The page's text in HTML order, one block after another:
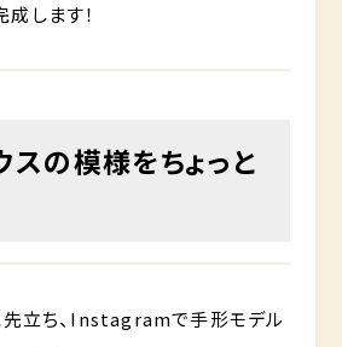
します！
スの模様をちょっと
立ち、Instagramで手形モデル